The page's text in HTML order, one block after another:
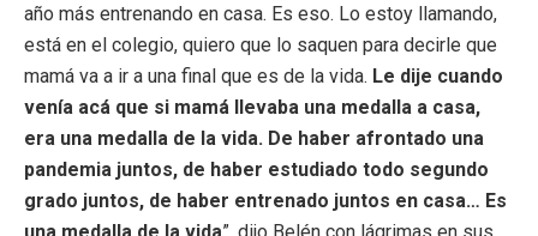
año más entrenando en casa. Es eso. Lo estoy llamando,
está en el colegio, quiero que lo saquen para decirle que
mamá va a ir a una final que es de la vida. Le dije cuando
venía acá que si mamá llevaba una medalla a casa,
era una medalla de la vida. De haber afrontado una
pandemia juntos, de haber estudiado todo segundo
grado juntos, de haber entrenado juntos en casa… Es
una medalla de la vida”, dijo Belén con lágrimas en sus